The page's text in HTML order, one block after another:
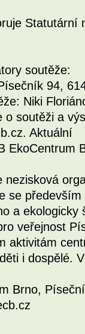
Statutární
soutěže:
94,
Niki
o soutěži a
Aktuální
EkoCentrum
nezisková
se především
a
veřejnost
aktivitám
i dospělé.
Brno,